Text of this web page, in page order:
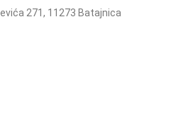
271, 11273 Batajnica